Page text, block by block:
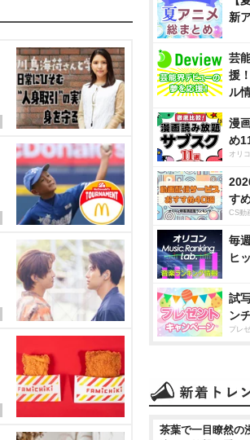
新
芸
援
ル
漫
め
オリ
す
CS動
毎
ヒ
試
ン
プレ
茶葉で一目瞭然の